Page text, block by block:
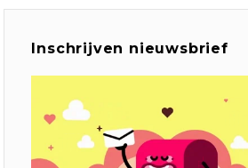
Inschrijven nieuwsbrief